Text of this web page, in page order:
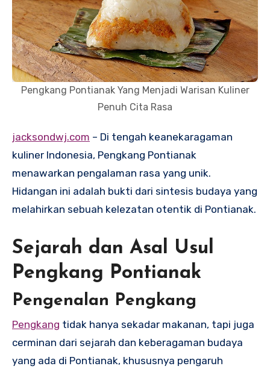
Pengkang Pontianak Yang Menjadi Warisan Kuliner
Penuh Cita Rasa
jacksondwj.com – Di tengah keanekaragaman
kuliner Indonesia, Pengkang Pontianak
menawarkan pengalaman rasa yang unik.
Hidangan ini adalah bukti dari sintesis budaya yang
melahirkan sebuah kelezatan otentik di Pontianak.
Sejarah dan Asal Usul
Pengkang Pontianak
Pengenalan Pengkang
Pengkang tidak hanya sekadar makanan, tapi juga
cerminan dari sejarah dan keberagaman budaya
yang ada di Pontianak, khususnya pengaruh